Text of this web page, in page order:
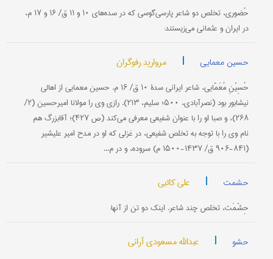
حُضوری، تخلص دو شاعر پارسی‌گوسی که در سده‌های ۱۰ و ۱۱ ق/ ۱۶ و ۱۷ م،
در ایران و عثمانی می‌زیستند:
حسین معمایی | مروارید رفوگران
حُسِیْنِ مُعَمّایی، شاعر ایرانی سدۀ ۱۰ ق/ ۱۶ م. حسین معمایی از اهالی
نیشابور بود (نصرآبادی، ۵۰۰؛ سلیم، ۲۱۳). رازی وی را مولانا امیرحسین (۲/
۲۶۸)، و صبا او را با عنوان شفیعی معرفی می‌کند (ص ۴۲۷)؛ آقابزرگ هم
نام وی را با توجه به تخلص شفیعی، در غزلی که او در مدح امیر علیشیر
(۸۴۱-۹۰۶ ق/ ۱۴۳۷-۱۵۰۰ م) سروده، و در م...
حشمت | علی کاتبی
حِشْمَت، تخلص چند شاعر. اینک دو تن از آنها:
حشو | عبدالله مسعودی آرانی